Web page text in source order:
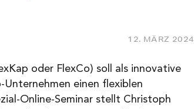
12. MÄRZ 2024
oder FlexCo) soll als innovative
einen flexiblen
Online-Seminar stellt Christoph